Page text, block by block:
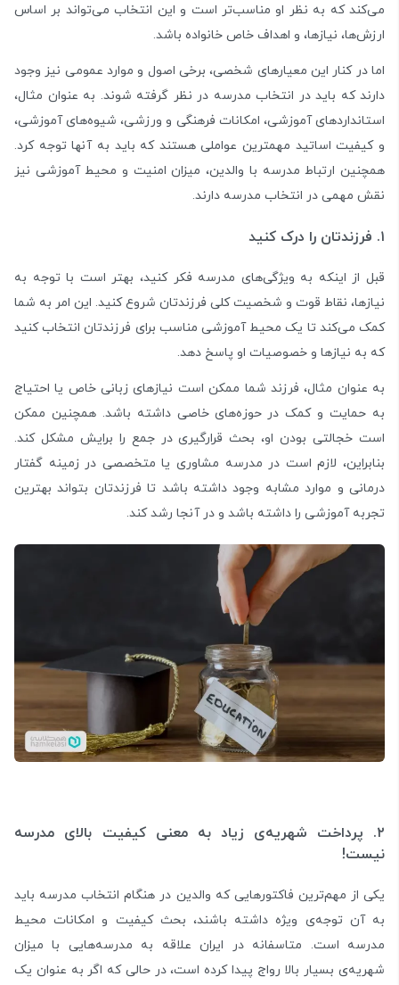
می‌کند که به نظر او مناسب‌تر است و این انتخاب می‌تواند بر اساس
ارزش‌ها، نیازها، و اهداف خاص خانواده باشد.
اما در کنار این معیارهای شخصی، برخی اصول و موارد عمومی نیز وجود
دارند که باید در انتخاب مدرسه در نظر گرفته شوند. به عنوان مثال،
استانداردهای آموزشی، امکانات فرهنگی و ورزشی، شیوه‌های آموزشی،
و کیفیت اساتید مهمترین عواملی هستند که باید به آنها توجه کرد.
همچنین ارتباط مدرسه با والدین، میزان امنیت و محیط آموزشی نیز
نقش مهمی در انتخاب مدرسه دارند.
۱. فرزندتان را درک کنید
قبل از اینکه به ویژگی‌های مدرسه فکر کنید، بهتر است با توجه به
نیازها، نقاط قوت و شخصیت کلی فرزندتان شروع کنید. این امر به شما
کمک می‌کند تا یک محیط آموزشی مناسب برای فرزندتان انتخاب کنید
که به نیازها و خصوصیات او پاسخ دهد.
به عنوان مثال، فرزند شما ممکن است نیازهای زبانی خاص یا احتیاج
به حمایت و کمک در حوزه‌های خاصی داشته باشد. همچنین ممکن
است خجالتی بودن او، بحث قرارگیری در جمع را برایش مشکل کند.
بنابراین، لازم است در مدرسه مشاوری یا متخصصی در زمینه گفتار
درمانی و موارد مشابه وجود داشته باشد تا فرزندتان بتواند بهترین
تجربه آموزشی را داشته باشد و در آنجا رشد کند.
۲. پرداخت شهریه‌ی زیاد به معنی کیفیت بالای مدرسه
نیست!
یکی از مهم‌ترین فاکتورهایی که والدین در هنگام انتخاب مدرسه باید
به آن توجه‌ی ویژه داشته باشند، بحث کیفیت و امکانات محیط
مدرسه است. متاسفانه در ایران علاقه به مدرسه‌هایی با میزان
شهریه‌ی بسیار بالا رواج پیدا کرده است، در حالی که اگر به عنوان یک